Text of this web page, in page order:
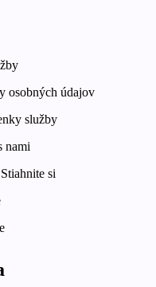
osobných údajov
služby
nami
si